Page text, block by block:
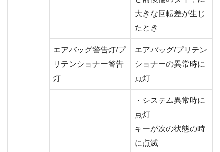
大きな回転差が生じ
たとき
エアバッグ警告灯/プ
リテンショナー警告
灯
エアバッグ/プリテン
ショナーの異常時に
点灯
・システム異常時に
点灯
キーが次の状態の時
に点滅